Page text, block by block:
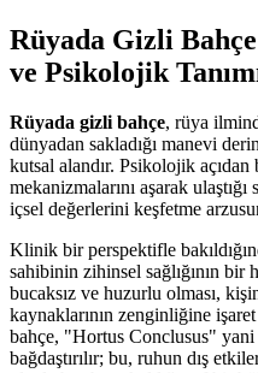
Rüyada Gizli
ve Psikolojik
Rüyada gizli bahçe, rüya
dünyadan sakladığı manevi
kutsal alandır. Psikolojik
mekanizmalarını aşarak
içsel değerlerini keşfetme
Klinik bir perspektifle
sahibinin zihinsel sağlığının bir
bucaksız ve huzurlu olması,
kaynaklarının zenginliğine
bahçe, "Hortus Conclusus"
bağdaştırılır; bu, ruhun dış